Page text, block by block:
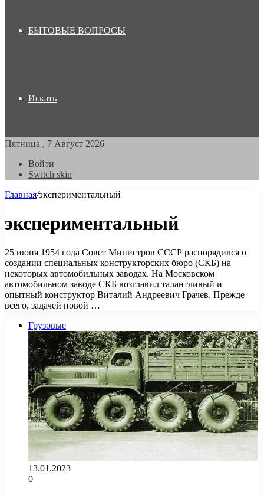
БЫТОВЫЕ ВОПРОСЫ
Искать
Пятница , 7 Август 2026
Войти
Switch skin
Главная/экспериментальный
экспериментальный
25 июня 1954 года Совет Министров СССР распорядился о
создании специальных конструкторских бюро (СКБ) на
некоторых автомобильных заводах. На Московском
автомобильном заводе СКБ возглавил талантливый и
опытный конструктор Виталий Андреевич Грачев. Прежде
всего, задачей новой …
Грузовые
13.01.2023
0